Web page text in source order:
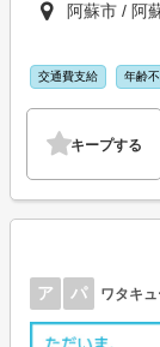
阿蘇市 / 阿
交通費支給 年齢
キープする
ア パ ワタキ